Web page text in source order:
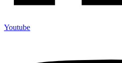
Youtube